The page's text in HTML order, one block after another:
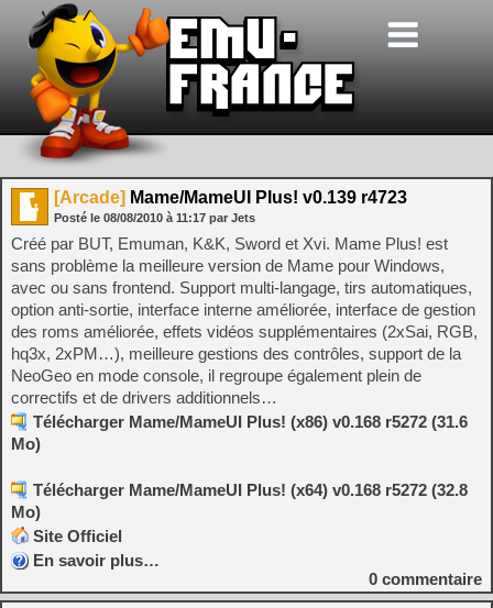
[Arcade] Mame/MameUI Plus! v0.139 r4723
Posté le 08/08/2010 à 11:17 par Jets
Créé par BUT, Emuman, K&K, Sword et Xvi. Mame Plus! est
sans problème la meilleure version de Mame pour Windows,
avec ou sans frontend. Support multi-langage, tirs automatiques,
option anti-sortie, interface interne améliorée, interface de gestion
des roms améliorée, effets vidéos supplémentaires (2xSai, RGB,
hq3x, 2xPM…), meilleure gestions des contrôles, support de la
NeoGeo en mode console, il regroupe également plein de
correctifs et de drivers additionnels…
Télécharger Mame/MameUI Plus! (x86) v0.168 r5272 (31.6
Mo)
Télécharger Mame/MameUI Plus! (x64) v0.168 r5272 (32.8
Mo)
Site Officiel
En savoir plus…
0 commentaire